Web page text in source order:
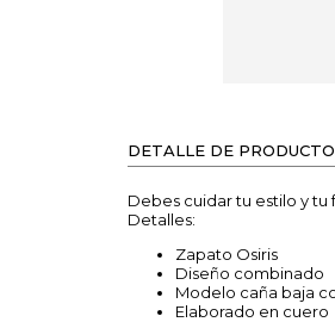
DETALLE DE PRODUCTO
Debes cuidar tu estilo y
Detalles:
Zapato Osiris
Diseño combinado
Modelo caña baja
Elaborado en cuero